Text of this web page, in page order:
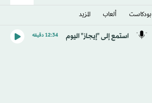
بودكاست ألعاب المزيد
استمع إلى "إيجاز" اليوم 12:34 دقيقه